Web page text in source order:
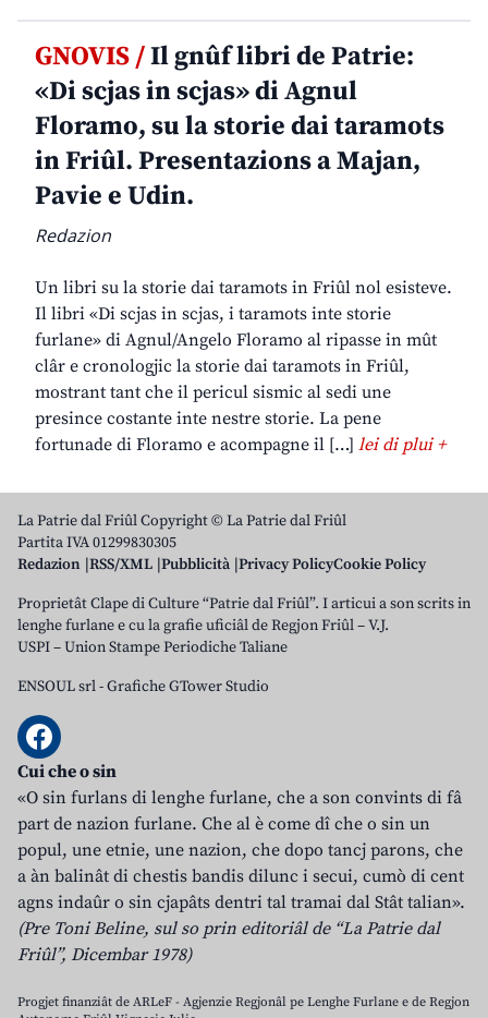
GNOVIS /Il gnûf libri de Patrie:
«Di scjas in scjas» di Agnul
Floramo, su la storie dai taramots
in Friûl. Presentazions a Majan,
Pavie e Udin.
Redazion
Un libri su la storie dai taramots in Friûl nol esisteve.
Il libri «Di scjas in scjas, i taramots inte storie
furlane» di Agnul/Angelo Floramo al ripasse in mût
clâr e cronologjic la storie dai taramots in Friûl,
mostrant tant che il pericul sismic al sedi une
presince costante inte nestre storie. La pene
fortunade di Floramo e acompagne il […] lei di plui +
La Patrie dal Friûl Copyright © La Patrie dal Friûl
Partita IVA 01299830305
Redazion RSS/XML Pubblicità Privacy PolicyCookie Policy
Proprietât Clape di Culture “Patrie dal Friûl”. I articui a son scrits in
lenghe furlane e cu la grafie uficiâl de Regjon Friûl – V.J.
USPI – Union Stampe Periodiche Taliane
ENSOUL srl-Grafiche GTower Studio
Cui che o sin
«O sin furlans di lenghe furlane, che a son convints di fâ
part de nazion furlane. Che al è come dî che o sin un
popul, une etnie, une nazion, che dopo tancj parons, che
a àn balinât di chestis bandis dilunc i secui, cumò di cent
agns indaûr o sin cjapâts dentri tal tramai dal Stât talian».
(Pre Toni Beline, sul so prin editoriâl de “La Patrie dal
Friûl”, Dicembar 1978)
Progjet finanziât de ARLeF - Agjenzie Regjonâl pe Lenghe Furlane e de Regjon